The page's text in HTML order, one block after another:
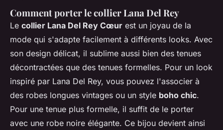
Comment porter le collier Lana Del Rey
Le collier Lana Del Rey Cœur est un joyau de la
mode qui s'adapte facilement à différents looks. Avec
son design délicat, il sublime aussi bien des tenues
décontractées que des tenues formelles. Pour un look
inspiré par Lana Del Rey, vous pouvez l'associer à
des robes longues vintages ou un style boho chic.
Pour une tenue plus formelle, il suffit de le porter
avec une robe noire élégante. Ce bijou devient ainsi